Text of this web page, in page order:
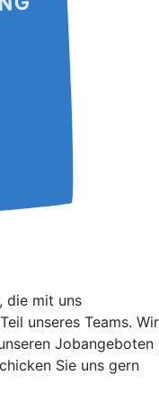
die mit uns
unseres Teams. Wir
Jobangeboten
Sie uns gern